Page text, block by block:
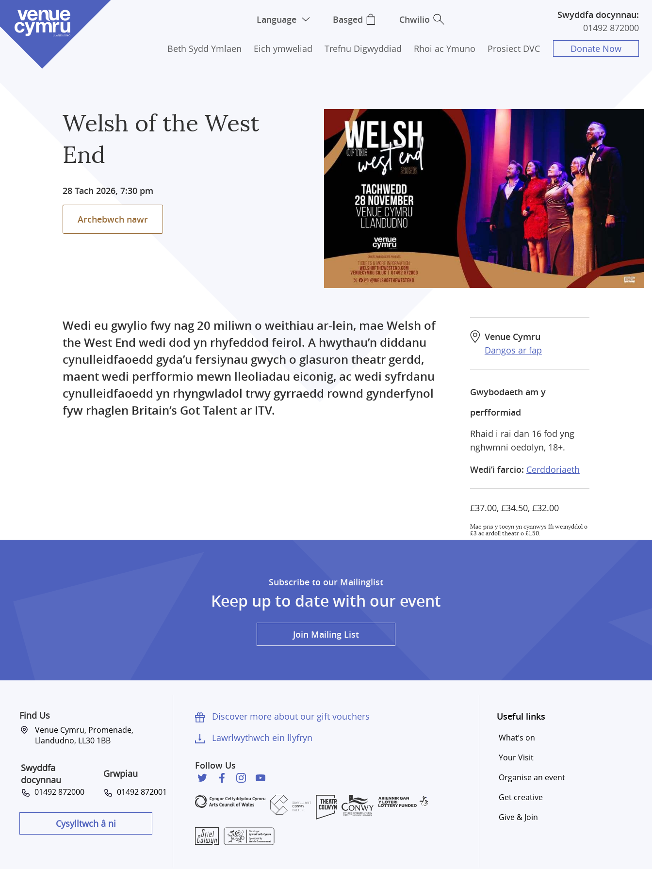
main
content
Language Basged Chwilio
Beth Sydd Ymlaen Eich ymweliad Trefnu Digwyddiad Rhoi ac Ymuno Prosiect DVC
Swyddfa docynnau:
01492 872000
Donate Now
Welsh of the West
End
28 Tach 2026, 7:30 pm
Archebwch nawr
Wedi eu gwylio fwy nag 20 miliwn o weithiau ar-lein, mae Welsh of
the West End wedi dod yn rhyfeddod feirol. A hwythau’n diddanu
cynulleidfaoedd gyda’u fersiynau gwych o glasuron theatr gerdd,
maent wedi perfformio mewn lleoliadau eiconig, ac wedi syfrdanu
cynulleidfaoedd yn rhyngwladol trwy gyrraedd rownd gynderfynol
fyw rhaglen Britain’s Got Talent ar ITV.
Venue Cymru
Dangos ar fap
Gwybodaeth am y
perfformiad
Rhaid i rai dan 16 fod yng
nghwmni oedolyn, 18+.
Wedi’i farcio: Cerddoriaeth
£37.00, £34.50, £32.00
Mae pris y tocyn yn cynnwys ffi weinyddol o
£3 ac ardoll theatr o £1.50.
Subscribe to our Mailinglist
Keep up to date with our event
Join Mailing List
Find Us
Venue Cymru, Promenade,
Llandudno, LL30 1BB
Swyddfa
docynnau
Grwpiau
01492 872000 01492 872001
Cysylltwch â ni
Discover more about our gift vouchers
Lawrlwythwch ein llyfryn
Follow Us
Useful links
What’s on
Your Visit
Organise an event
Get creative
Give & Join